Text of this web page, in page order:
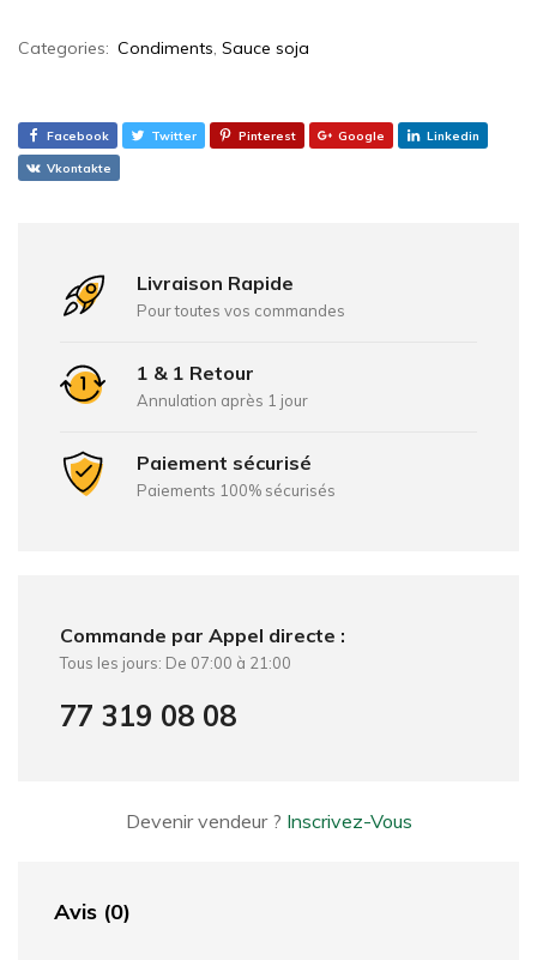
Categories: Condiments, Sauce soja
Facebook Twitter Pinterest Google Linkedin
Vkontakte
Livraison Rapide
Pour toutes vos commandes
1 & 1 Retour
Annulation après 1 jour
Paiement sécurisé
Paiements 100% sécurisés
Commande par Appel directe :
Tous les jours: De 07:00 à 21:00
77 319 08 08
Devenir vendeur ? Inscrivez-Vous
Avis (0)